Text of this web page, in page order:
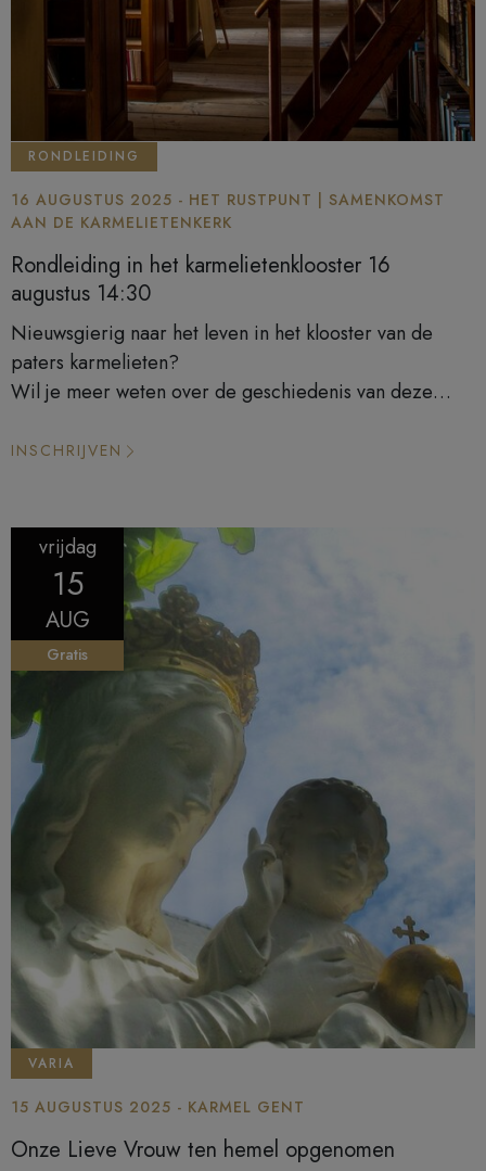
RONDLEIDING
16 AUGUSTUS 2025 - HET RUSTPUNT | SAMENKOMST
AAN DE KARMELIETENKERK
Rondleiding in het karmelietenklooster 16
augustus 14:30
Nieuwsgierig naar het leven in het klooster van de
paters karmelieten?
Wil je meer weten over de geschiedenis van deze
Boek een rondleiding en laat je inspireren door de
INSCHRIJVEN
vrijdag
15
AUG
Gratis
VARIA
15 AUGUSTUS 2025 - KARMEL GENT
Onze Lieve Vrouw ten hemel opgenomen